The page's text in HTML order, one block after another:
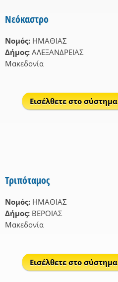
Νεόκαστρο
Νομός: ΗΜΑΘΙΑΣ
Δήμος: ΑΛΕΞΑΝΔΡΕΙΑΣ
Μακεδονία
Εισέλθετε στο σύστημα
Τριπόταμος
Νομός: ΗΜΑΘΙΑΣ
Δήμος: ΒΕΡΟΙΑΣ
Μακεδονία
Εισέλθετε στο σύστημα